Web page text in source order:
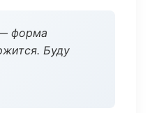
форма
Буду